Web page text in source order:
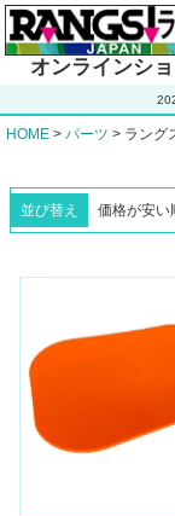
ヘ
ダ
エ
ア
オンラインシ
HOME パーツ ラング
並び替え 価格が安い